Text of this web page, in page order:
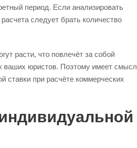
период. Если анализировать
следует брать количество
расти, что повлечёт за собой
ваших юристов. Поэтому имеет смысл
ставки при расчёте коммерческих